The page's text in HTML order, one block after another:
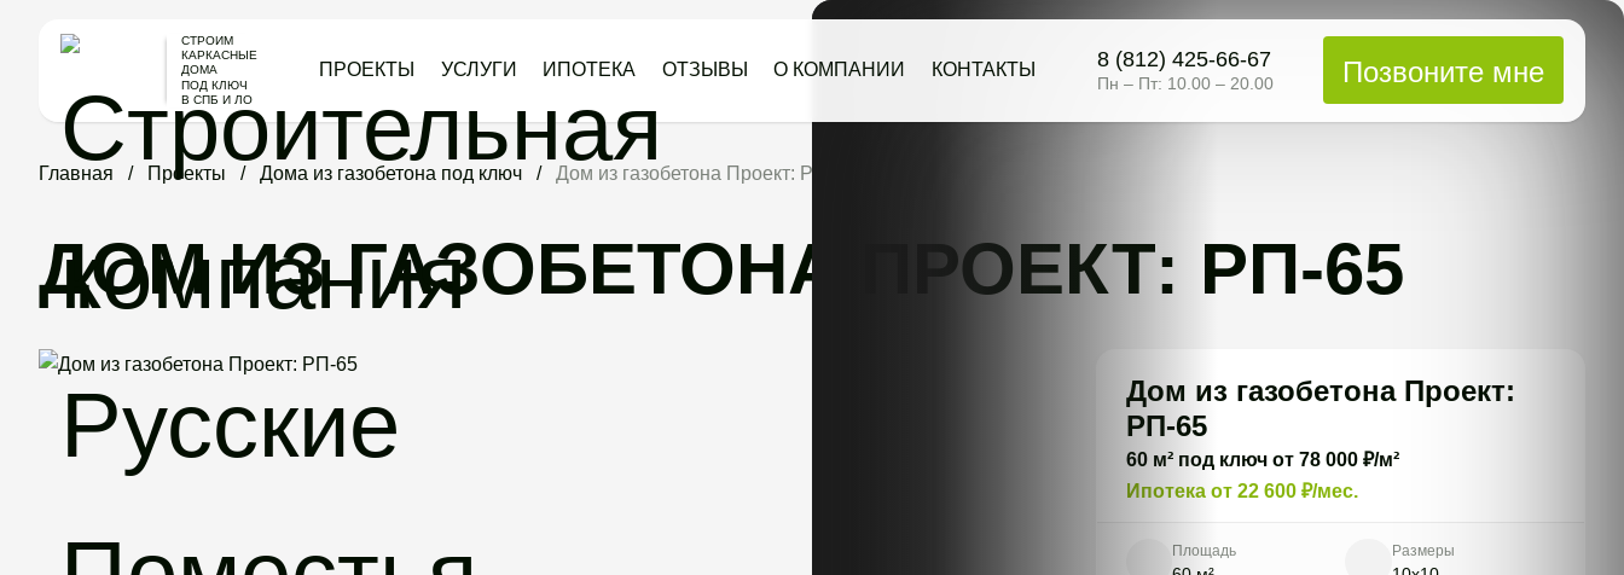
СТРОИМ
КАРКАСНЫЕ
ДОМА
ПОД КЛЮЧ
В СПБ И ЛО
ПРОЕКТЫ УСЛУГИ ИПОТЕКА ОТЗЫВЫ О КОМПАНИИ КОНТАКТЫ 8 (812) 425-66-67
Пн – Пт: 10.00 – 20.00 Позвоните мне
Главная Проекты Дома из газобетона под ключ Дом из газобетона Проект: РП-65
ДОМ ИЗ ГАЗОБЕТОНА ПРОЕКТ: РП-65
Дом из газобетона Проект:
РП-65
60 м² под ключ от 78 000 ₽/м²
Ипотека от 22 600 ₽/мес.
Площадь Размеры